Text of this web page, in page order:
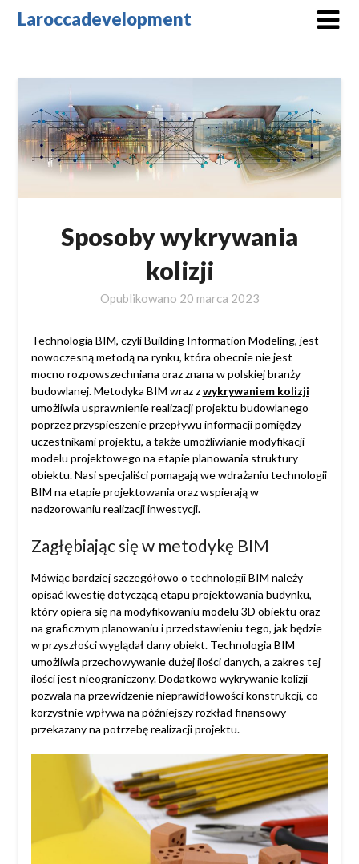
SkipLaroccadevelopment
Sposoby wykrywania
kolizji
Opublikowano 20 marca 2023
Technologia BIM, czyli Building Information Modeling, jest
nowoczesną metodą na rynku, która obecnie nie jest
mocno rozpowszechniana oraz znana w polskiej branży
budowlanej. Metodyka BIM wraz zwykrywaniem kolizji
umożliwia usprawnienie realizacji projektu budowlanego
poprzez przyspieszenie przepływu informacji pomiędzy
uczestnikami projektu, a także umożliwianie modyfikacji
modelu projektowego na etapie planowania struktury
obiektu. Nasi specjaliści pomagają we wdrażaniu technologii
BIM na etapie projektowania oraz wspierają w
nadzorowaniu realizacji inwestycji.
Zagłębiając się w metodykę BIM
Mówiąc bardziej szczegółowo o technologii BIM należy
opisać kwestię dotyczącą etapu projektowania budynku,
który opiera się na modyfikowaniu modelu 3D obiektu oraz
na graficznym planowaniu i przedstawieniu tego, jak będzie
w przyszłości wyglądał dany obiekt. Technologia BIM
umożliwia przechowywanie dużej ilości danych, a zakres tej
ilości jest nieograniczony. Dodatkowo wykrywanie kolizji
pozwala na przewidzenie nieprawidłowości konstrukcji, co
korzystnie wpływa na późniejszy rozkład finansowy
przekazany na potrzebę realizacji projektu.